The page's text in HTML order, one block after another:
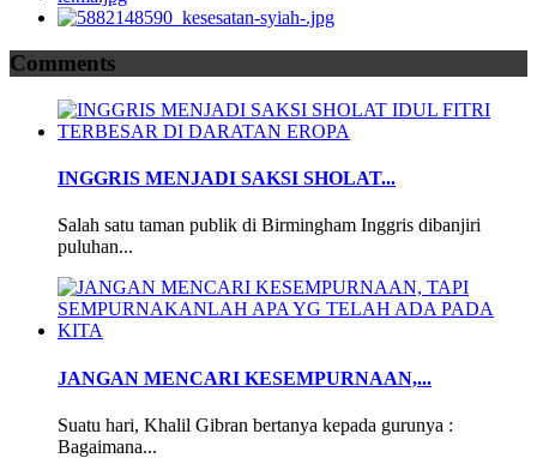
Comments
INGGRIS MENJADI SAKSI SHOLAT...
Salah satu taman publik di Birmingham Inggris dibanjiri
puluhan...
JANGAN MENCARI KESEMPURNAAN,...
Suatu hari, Khalil Gibran bertanya kepada gurunya :
Bagaimana...